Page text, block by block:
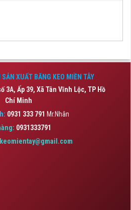
XUẤT BĂNG KEO MIỀN TÂY
3A, Ấp 39, Xã Tân Vĩnh Lộc, TP Hồ
Chí Minh
0931 333 791 Mr.Nhân
0931333791